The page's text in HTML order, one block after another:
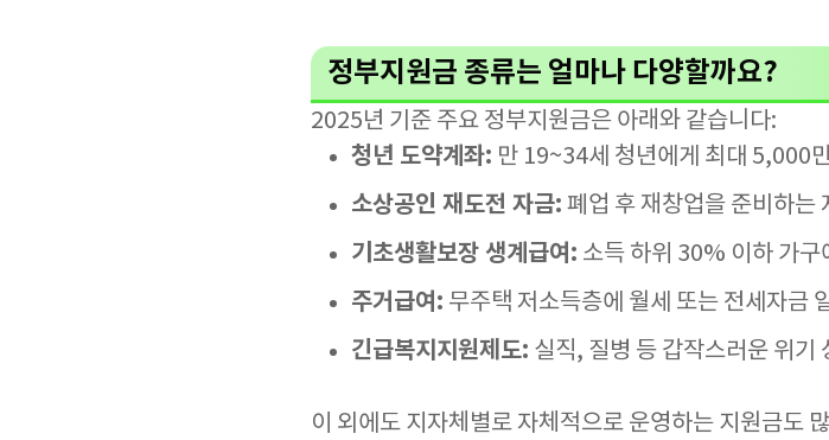
정부지원금 종류는 얼마나 다양할까요?
2025년 기준 주요 정부지원금은 아래와 같습니다:
청년 도약계좌: 만 19~34세 청년에게 최대 5,000
소상공인 재도전 자금: 폐업 후 재창업을 준비하는
기초생활보장 생계급여: 소득 하위 30% 이하 가구
주거급여: 무주택 저소득층에 월세 또는 전세자금
긴급복지지원제도: 실직, 질병 등 갑작스러운 위기
이 외에도 지자체별로 자체적으로 운영하는 지원금도